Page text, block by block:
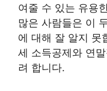
여줄 수 있는 유용
많은 사람들은 이
에 대해 잘 알지 못
세 소득공제와 연
려 합니다.